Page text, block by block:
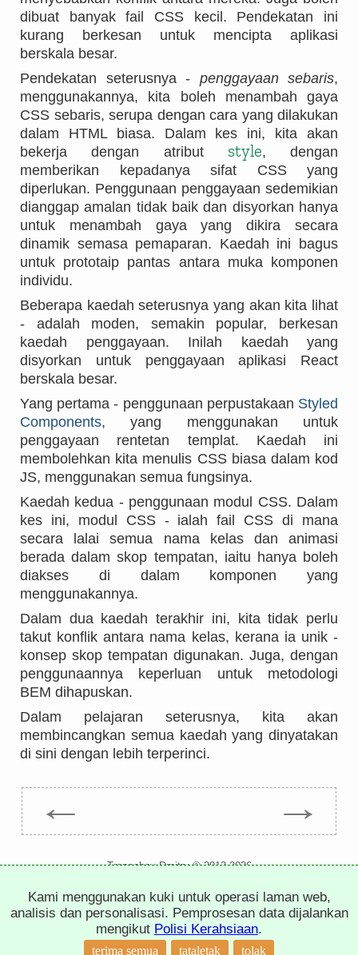
dibuat banyak fail CSS kecil. Pendekatan ini
kurang berkesan untuk mencipta aplikasi
berskala besar.
Pendekatan seterusnya - penggayaan sebaris,
menggunakannya, kita boleh menambah gaya
CSS sebaris, serupa dengan cara yang dilakukan
dalam HTML biasa. Dalam kes ini, kita akan
bekerja dengan atribut style, dengan
memberikan kepadanya sifat CSS yang
diperlukan. Penggunaan penggayaan sedemikian
dianggap amalan tidak baik dan disyorkan hanya
untuk menambah gaya yang dikira secara
dinamik semasa pemaparan. Kaedah ini bagus
untuk prototaip pantas antara muka komponen
individu.
Beberapa kaedah seterusnya yang akan kita lihat
- adalah moden, semakin popular, berkesan
kaedah penggayaan. Inilah kaedah yang
disyorkan untuk penggayaan aplikasi React
berskala besar.
Yang pertama - penggunaan perpustakaan Styled
Components, yang menggunakan untuk
penggayaan rentetan templat. Kaedah ini
membolehkan kita menulis CSS biasa dalam kod
JS, menggunakan semua fungsinya.
Kaedah kedua - penggunaan modul CSS. Dalam
kes ini, modul CSS - ialah fail CSS di mana
secara lalai semua nama kelas dan animasi
berada dalam skop tempatan, iaitu hanya boleh
diakses di dalam komponen yang
menggunakannya.
Dalam dua kaedah terakhir ini, kita tidak perlu
takut konflik antara nama kelas, kerana ia unik -
konsep skop tempatan digunakan. Juga, dengan
penggunaannya keperluan untuk metodologi
BEM dihapuskan.
Dalam pelajaran seterusnya, kita akan
membincangkan semua kaedah yang dinyatakan
di sini dengan lebih terperinci.
← →
Trepachev Dmitry © 2012-2026
dasar privasi tentukan kuki
Kami menggunakan kuki untuk operasi laman web,
analisis dan personalisasi. Pemprosesan data dijalankan
mengikut Polisi Kerahsiaan.
terima semua tataletak tolak